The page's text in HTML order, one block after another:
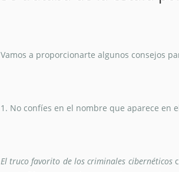
Vamos a proporcionarte algunos consejos
1. No confíes en el nombre que aparece en
El truco favorito de los criminales cibernéticos